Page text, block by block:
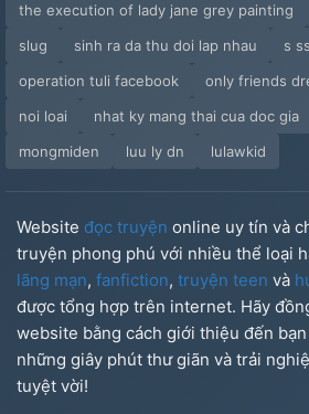
the execution of lady jane grey painting
slug
sinh ra da thu doi lap nhau s
operation tuli facebook
only friends
noi loai
nhat ky mang thai cua doc gia
mongmiden
luu ly dn lulawkid
Website đọc truyện online uy tín và
truyện phong phú với nhiều thể loại
lãng mạn, fanfiction, truyện teen và
được tổng hợp trên internet. Hãy
website bằng cách giới thiệu đến
những giây phút thư giãn và trải
tuyệt vời!